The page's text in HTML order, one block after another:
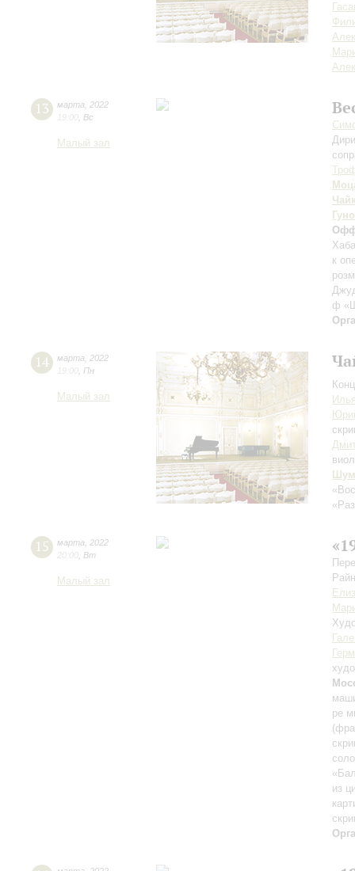
13 марта
2022
19:00 Вс
Малый зал
Гуно
к
ф
14 марта
2022
19:00 Пн
Малый зал
15 марта
2022
20:00 Вт
Малый зал
ре
из